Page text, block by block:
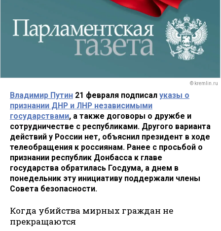
© kremlin.ru
Владимир Путин 21 февраля подписал указы о
признании ДНР и ЛНР независимыми
государствами, а также договоры о дружбе и
сотрудничестве с республиками. Другого варианта
действий у России нет, объяснил президент в ходе
телеобращения к россиянам. Ранее с просьбой о
признании республик Донбасса к главе
государства обратилась Госдума, а днем в
понедельник эту инициативу поддержали члены
Совета безопасности.
Когда убийства мирных граждан не
прекращаются